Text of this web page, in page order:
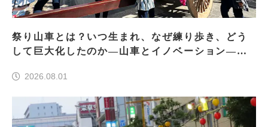
祭り山車とは？いつ生まれ、なぜ練り歩き、どう
して巨大化したのか―山車とイノベーション―＜
2026.08.01